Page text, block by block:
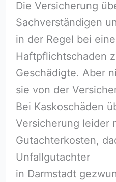
Die Versicherung
Sachverständigen
in der Regel bei
Haftpflichtschaden
Geschädigte. Aber
sie von der
Bei Kaskoschäden
Versicherung leider
Gutachterkosten,
Unfallgutachter
in Darmstadt